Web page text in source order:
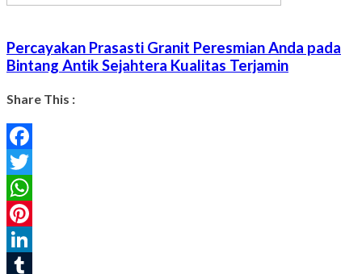
Percayakan Prasasti Granit Peresmian Anda pada
Bintang Antik Sejahtera Kualitas Terjamin
Share This :
Facebook
Twitter
WhatsApp
Pinterest
LinkedIn